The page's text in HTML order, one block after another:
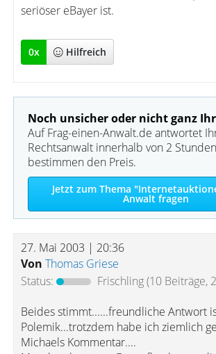
seriöser eBayer ist.
0x Hilfreich
Noch unsicher oder nicht ganz
Auf Frag-einen-Anwalt.de antwortet
Rechtsanwalt innerhalb von 2
bestimmen den Preis.
Jetzt zum Thema
Anwalt fragen
27. Mai 2003 | 20:36
Von Thomas Griese
Status:
Frischling(10 Beiträge,
Beides stimmt......freundliche Antwort
Polemik...trotzdem habe ich ziemlich
Michaels Kommentar....